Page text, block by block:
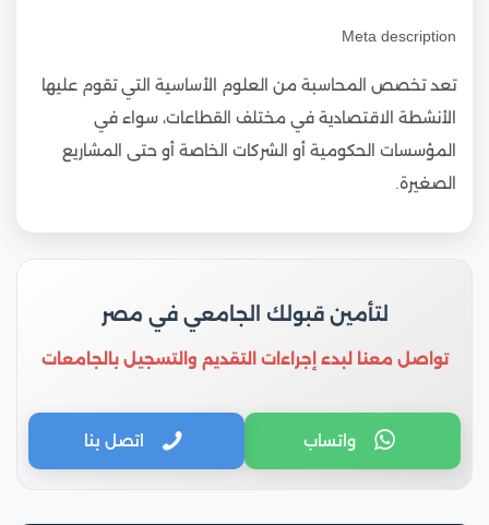
Meta description
تعد تخصص المحاسبة من العلوم الأساسية التي تقوم عليها
الأنشطة الاقتصادية في مختلف القطاعات، سواء في
المؤسسات الحكومية أو الشركات الخاصة أو حتى المشاريع
الصغيرة.
لتأمين قبولك الجامعي في مصر
تواصل معنا لبدء إجراءات التقديم والتسجيل بالجامعات
واتساب اتصل بنا